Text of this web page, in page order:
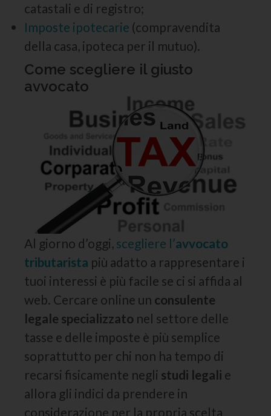
catastali e di registro;
Imposte ipotecarie (compravendita
della casa, ipoteca per il mutuo).
Come scegliere il giusto
avvocato
Al giorno d’oggi, scegliere l’avvocato
tributarista più adatto a rappresentare i
tuoi interessi è più facile se ci si affida al
web. Cercare online un consulente
legale specializzato nel settore delle
tasse e delle imposte è più semplice
soprattutto per chi non ha tempo di
recarsi fisicamente negli studi legali e
allora gli indici da prendere in
considerazione per la propria scelta